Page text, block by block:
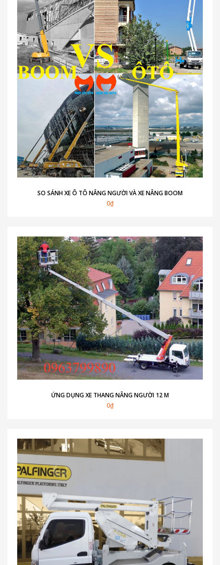
SO SÁNH XE Ô TÔ NÂNG NGƯỜI VÀ XE NÂNG BOOM
0₫
ỨNG DỤNG XE THANG NÂNG NGƯỜI 12 M
0₫